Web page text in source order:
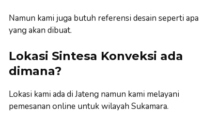
Namun kami juga butuh referensi desain seperti apa
yang akan dibuat.
Lokasi Sintesa Konveksi ada
dimana?
Lokasi kami ada di Jateng namun kami melayani
pemesanan online untuk wilayah Sukamara.